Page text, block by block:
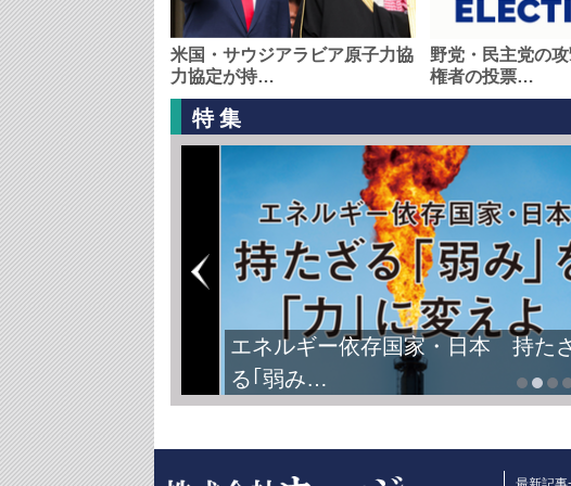
米国・サウジアラビア原子力協
力協定が持…
野党・民主党の
権者の投票…
特集
エネルギー依存国家・日本 持た
る｢弱み…